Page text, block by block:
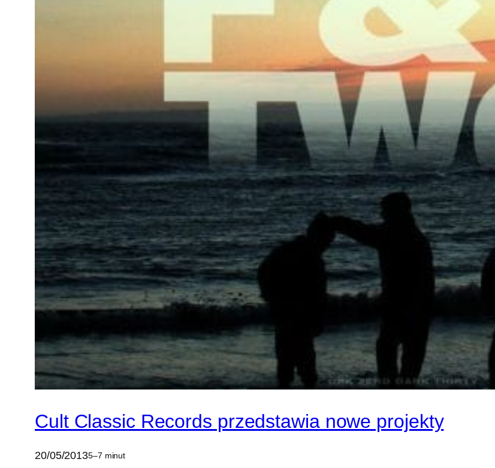
Cult Classic Records przedstawia nowe projekty
20/05/20135–7 minut